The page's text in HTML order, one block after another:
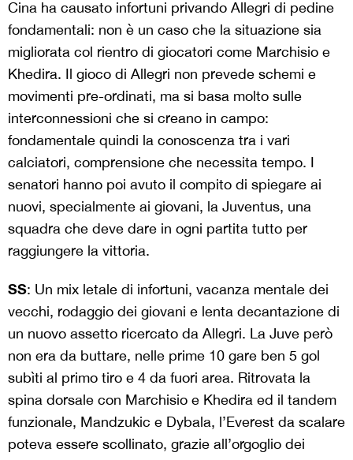
Cina ha causato infortuni privando Allegri di pedine
fondamentali: non è un caso che la situazione sia
migliorata col rientro di giocatori come Marchisio e
Khedira. Il gioco di Allegri non prevede schemi e
movimenti pre-ordinati, ma si basa molto sulle
interconnessioni che si creano in campo:
fondamentale quindi la conoscenza tra i vari
calciatori, comprensione che necessita tempo. I
senatori hanno poi avuto il compito di spiegare ai
nuovi, specialmente ai giovani, la Juventus, una
squadra che deve dare in ogni partita tutto per
raggiungere la vittoria.
SS: Un mix letale di infortuni, vacanza mentale dei
vecchi, rodaggio dei giovani e lenta decantazione di
un nuovo assetto ricercato da Allegri. La Juve però
non era da buttare, nelle prime 10 gare ben 5 gol
subìti al primo tiro e 4 da fuori area. Ritrovata la
spina dorsale con Marchisio e Khedira ed il tandem
funzionale, Mandzukic e Dybala, l’Everest da scalare
poteva essere scollinato, grazie all’orgoglio dei